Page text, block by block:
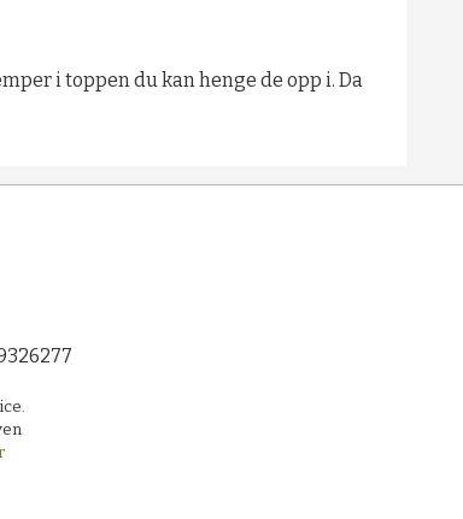
i toppen du kan henge de opp i. Da